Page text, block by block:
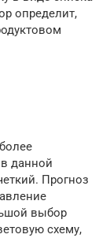
определит,
данной
Прогноз
выбор
схему,